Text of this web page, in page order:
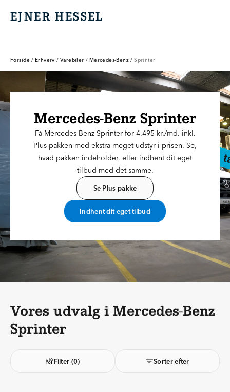
EJNER HESSEL
EJNER HESSEL
Forside / Erhverv / Varebiler / Mercedes-Benz / Sprinter
Mercedes-Benz Sprinter
Få Mercedes-Benz Sprinter for 4.495 kr./md. inkl.
Plus pakken med ekstra meget udstyr i prisen. Se,
hvad pakken indeholder, eller indhent dit eget
tilbud med det samme.
Se Plus pakke
Indhent dit eget tilbud
Vores udvalg i Mercedes-Benz
Sprinter
Filter (0) Sorter efter